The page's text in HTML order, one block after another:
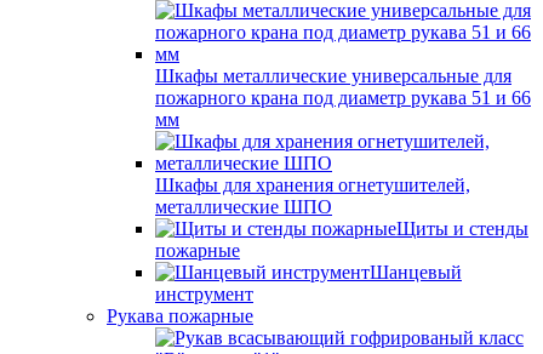
Шкафы металлические универсальные для
пожарного крана под диаметр рукава 51 и 66
мм
Шкафы для хранения огнетушителей,
металлические ШПО
Щиты и стенды
пожарные
Шанцевый
инструмент
Рукава пожарные